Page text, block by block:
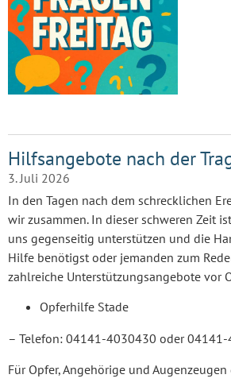
Hilfsangebote nach der
3. Juli 2026
In den Tagen nach dem schrecklichen
wir zusammen. In dieser schweren Zeit
uns gegenseitig unterstützen und die
Hilfe benötigst oder jemanden zum
zahlreiche Unterstützungsangebote vor
Opferhilfe Stade
– Telefon: 04141-4030430 oder
Für Opfer, Angehörige und